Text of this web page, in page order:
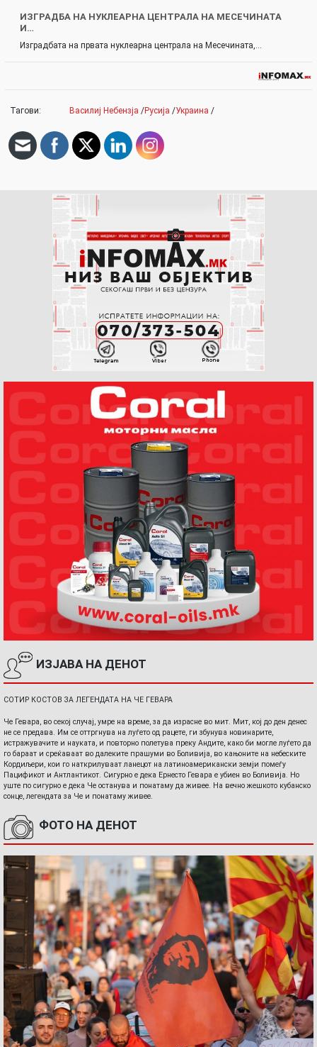
ИЗГРАДБА НА НУКЛЕАРНА ЦЕНТРАЛА НА МЕСЕЧИНАТА
И…
Изградбата на првата нуклеарна централа на Месечината,…
Тагови: Василиј Небензја /Русија /Украина /
ИЗЈАВА НА ДЕНОТ
СОТИР КОСТОВ ЗА ЛЕГЕНДАТА НА ЧЕ ГЕВАРА
Че Гевара, во секој случај, умре на време, за да израсне во мит. Мит, кој до ден денес
не се предава. Им се оттргнува на луѓето од рацете, ги збунува новинарите,
истражувачите и науката, и повторно полетува преку Андите, како би могле луѓето да
го бараат и среќаваат во далеките прашуми во Боливија, во кањоните на небеските
Кордиљери, кои го наткрилуваат ланецот на латиноамерикански земји помеѓу
Пацификот и Антлантикот. Сигурно е дека Ернесто Гевара е убиен во Боливија. Но
уште по сигурно е дека Че останува и понатаму да живее. На вечно жешкото кубанско
сонце, легендата за Че и понатаму живее.
ФОТО НА ДЕНОТ